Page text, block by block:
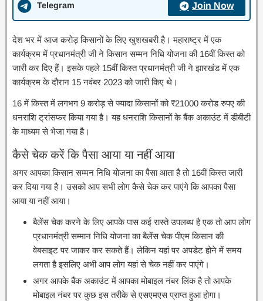
Telegram Join Now
देश भर में आज करोड़ किसानों के लिए खुशखबरी है। महाराष्ट्र में एक
कार्यक्रम में प्रधानमंत्री जी ने किसान सम्मन निधि योजना की 16वीं किस्त को
जारी कर दिए हैं। इसके पहले 15वीं किस्त प्रधानमंत्री जी ने झारखंड में एक
कार्यक्रम के दौरान 15 नवंबर 2023 को जारी किए थे।
16 में किस्त में लगभग 9 करोड़ से ज्यादा किसानों को ₹21000 करोड रुपए की
धनराशि ट्रांसफर किया गया है। यह धनराशि किसानों के बैंक अकाउंट में डीबीटी
के माध्यम से भेजा गया है।
कैसे चेक करें कि पैसा आया या नहीं आया
अगर आपका किसान सम्मन निधि योजना का पैसा आता है तो 16वीं किस्त जारी
कर दिया गया है। उसको आप सभी लोग कैसे चेक कर पाएंगे कि आपका पैसा
आया या नहीं आया।
बैलेंस चेक करने के लिए आपके पास कई रास्ते उपलब्ध है एक तो आप लोग
प्रधानमंत्री सम्मान निधि योजना का बैलेंस चेक पीएम किसान की
वेबसाइट पर जाकर कर सकते हैं। लेकिन यहां पर अपडेट होने में समय
लगता है इसलिए अभी आप लोग यहां से चेक नहीं कर पाएंगे।
अगर आपके बैंक अकाउंट में आपका मोबाइल नंबर लिंक है तो आपके
मोबाइल नंबर पर कुछ इस तरीके से एसएमएस प्राप्त हुआ होगा।